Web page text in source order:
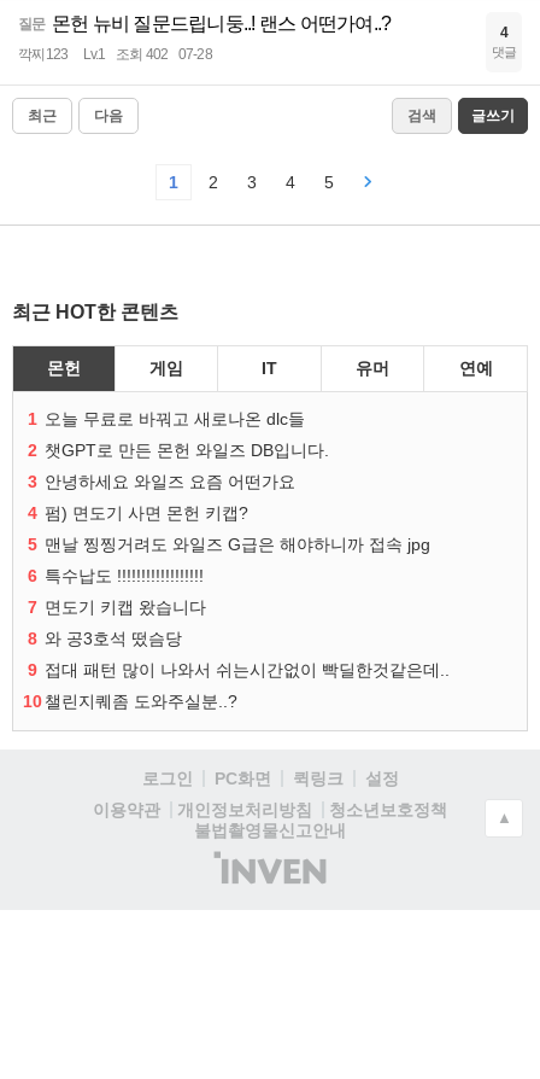
질문 몬헌 뉴비 질문드립니둥..! 랜스 어떤가여..?
깍찌123 Lv.1 조회 402 07-28
4
댓글
최근 다음 검색 글쓰기
1 2 3 4 5
최근 HOT한 콘텐츠
몬헌 게임 IT 유머 연예
1 오늘 무료로 바꿔고 새로나온 dlc들
2 챗GPT로 만든 몬헌 와일즈 DB입니다.
3 안녕하세요 와일즈 요즘 어떤가요
4 펌) 면도기 사면 몬헌 키캡?
5 맨날 찡찡거려도 와일즈 G급은 해야하니까 접속 jpg
6 특수납도 !!!!!!!!!!!!!!!!!!
7 면도기 키캡 왔습니다
8 와 공3호석 떴슴당
9 접대 패턴 많이 나와서 쉬는시간없이 빡딜한것같은데..
10챌린지퀘좀 도와주실분..?
로그인 PC화면 퀵링크
설정
이용약관
개인정보처리방침
청소년보호정책
불법촬영물신고안내
(주)
인
▲